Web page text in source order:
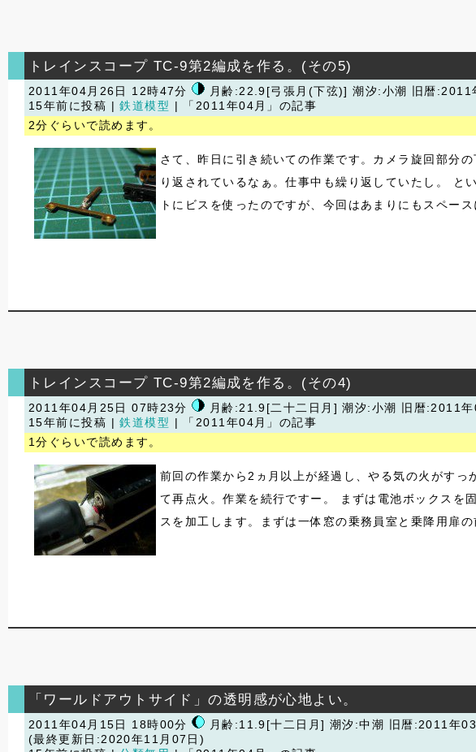
トレインスコープ TC-9第2編成を作る。(その5)
2011年04月26日 12時47分 月齢:22.9[弓張月(下弦)] 潮汐:小潮
旧暦:2011
15年前に投稿 |鉄道模型
| 「2011年04月」の記事
2分ぐらいで読めます。
さて、昨日に引き続いての作業です。カメラ旋回部分
り返されているなぁ。仕事中も繰り返していたし。
トにビスを使ったのですが、今回はあまりにもスペー
トレインスコープ TC-9第2編成を作る。(その4)
2011年04月25日 07時23分 月齢:21.9[二十二日月] 潮汐:小潮
旧暦:2011
15年前に投稿 |鉄道模型
| 「2011年04月」の記事
1分ぐらいで読めます。
前回の作業から2ヵ月以上が経過し、やる気の火がす
て再点火。作業を続行ですー。 まずは電池ボックスを
スを加工します。まずは一体窓の乗務員室と乗降用
「ワールドアウトサイド」の透明感が心地よい。
2011年04月15日 18時00分 月齢:11.9[十二日月] 潮汐:中潮
旧暦:2011年
(最終更新日:2020年11月07日)